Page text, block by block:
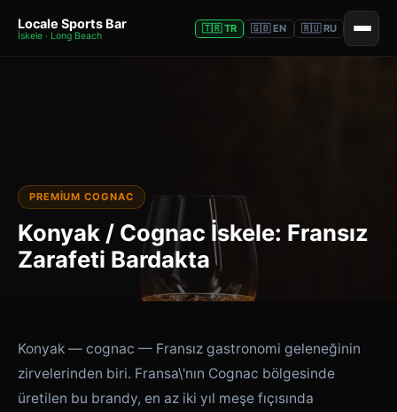
Locale Sports Bar
İskele · Long Beach
🇹🇷 TR 🇬🇧 EN 🇷🇺 RU
PREMIUM COGNAC
Konyak / Cognac İskele: Fransız
Zarafeti Bardakta
Konyak — cognac — Fransız gastronomi geleneğinin
zirvelerinden biri. Fransa\'nın Cognac bölgesinde
üretilen bu brandy, en az iki yıl meşe fıçısında